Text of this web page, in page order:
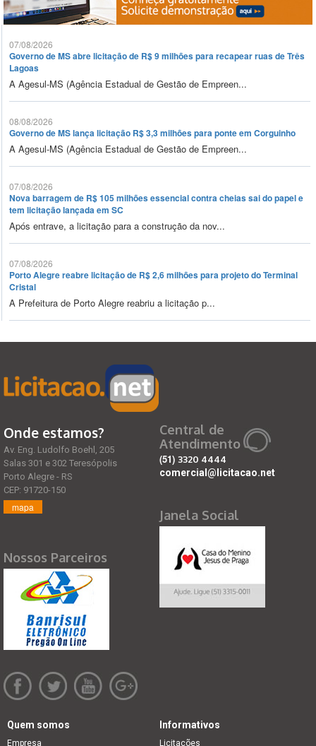
07/08/2026
Governo de MS abre licitação de R$ 9 milhões para recapear ruas de Três
Lagoas
A Agesul-MS (Agência Estadual de Gestão de Empreen...
08/08/2026
Governo de MS lança licitação R$ 3,3 milhões para ponte em Corguinho
A Agesul-MS (Agência Estadual de Gestão de Empreen...
07/08/2026
Nova barragem de R$ 105 milhões essencial contra cheias sai do papel e
tem licitação lançada em SC
Após entrave, a licitação para a construção da nov...
07/08/2026
Porto Alegre reabre licitação de R$ 2,6 milhões para projeto do Terminal
Cristal
A Prefeitura de Porto Alegre reabriu a licitação p...
Onde estamos?
Av. Eng. Ludolfo Boehl, 205
Salas 301 e 302 Teresópolis
Porto Alegre - RS
CEP: 91720-150
mapa
Nossos Parceiros
Central de
Atendimento
(51) 3320 4444
comercial@licitacao.net
Janela Social
Quem somos
Empresa
Informativos
Licitações